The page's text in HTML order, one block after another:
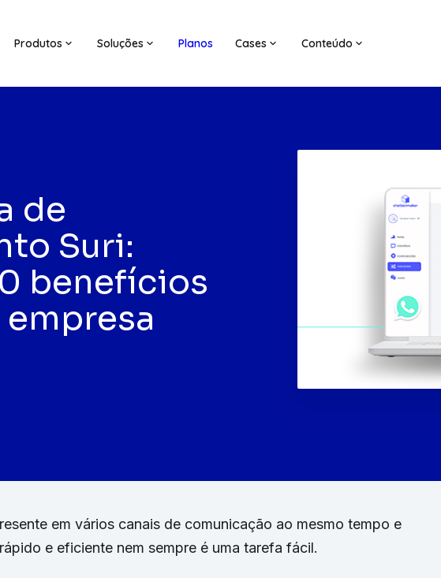
Produtos Soluções Planos Cases Conteúdo
de
Suri:
benefícios
empresa
em vários canais de comunicação ao mesmo tempo e
e eficiente nem sempre é uma tarefa fácil.